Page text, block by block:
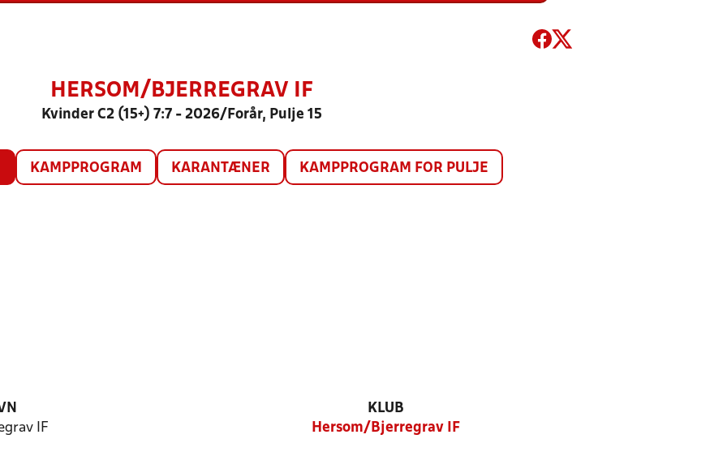
HERSOM/BJERREGRAV IF
Kvinder C2 (15+) 7:7 - 2026/Forår, Pulje 15
KAMPPROGRAM KARANTÆNER KAMPPROGRAM FOR PULJE
IF
KLUB
Hersom/Bjerregrav IF